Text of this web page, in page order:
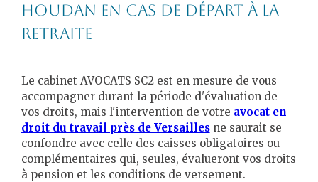
Houdan en cas de départ à la
retraite
Le cabinet AVOCATS SC2 est en mesure de vous
accompagner durant la période d'évaluation de
vos droits, mais l'intervention de votre avocat en
droit du travail près de Versaillesne saurait se
confondre avec celle des caisses obligatoires ou
complémentaires qui, seules, évalueront vos droits
à pension et les conditions de versement.